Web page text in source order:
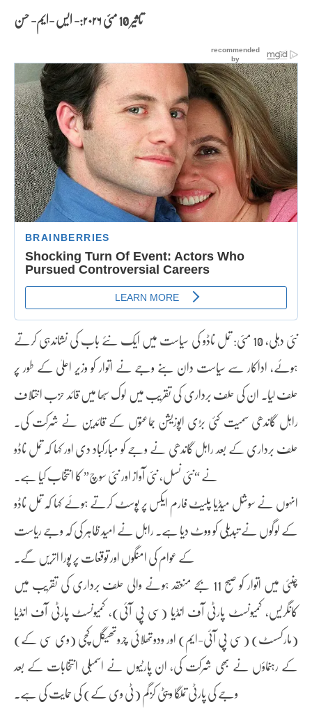
تاثیر 10 مئی ۲۰۲۶:- ایس -ایم- حسن
نئی دہلی، 10 مئی: تمل ناڈو کی سیاست میں ایک نئے باب کی نشاندہی کرتے
ہوئے، اداکار سے سیاست دان بنے وجے نے اتوار کو وزیر اعلیٰ کے طور پر
حلف لیا۔ ان کی حلف برداری کی تقریب میں لوک سبھا میں قائد حزب اختلاف
راہل گاندھی سمیت کئی بڑی اپوزیشن جماعتوں کے قائدین نے شرکت کی۔
حلف برداری کے بعد راہل گاندھی نے وجے کو مبارکباد دی اور کہا کہ تمل ناڈو
نے “نئی نسل، نئی آواز اور نئی سوچ” کا انتخاب کیا ہے۔
انہوں نے سوشل میڈیا پلیٹ فارم ایکس پر پوسٹ کرتے ہوئے کہا کہ تمل ناڈو
کے لوگوں نے تبدیلی کو ووٹ دیا ہے۔ راہل نے امید ظاہر کی کہ وجے ریاست
کے عوام کی امنگوں اور توقعات پر پورا اتریں گے۔
چنئی میں اتوار کو صبح 11 بجے منعقد ہونے والی حلف برداری کی تقریب میں
کانگریس، کمیونسٹ پارٹی آف انڈیا (سی پی آئی)، کمیونسٹ پارٹی آف انڈیا
(مارکسسٹ) (سی پی آئی-ایم) اور ودوتھلائی چروتھیگل کچی (وی سی کے)
کے رہنماؤں نے بھی شرکت کی، ان پارٹیوں نے اسمبلی انتخابات کے بعد
وجے کی پارٹی تملگا ویٹی کزگم (ٹی وی کے) کی حمایت کی ہے۔